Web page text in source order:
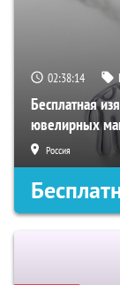
02:38:13
Бесплатная
ювелирных
Россия